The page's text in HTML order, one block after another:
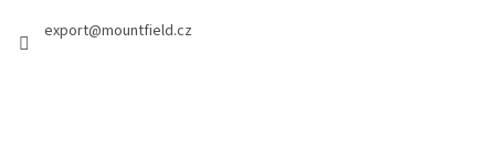
export@mountfield.cz